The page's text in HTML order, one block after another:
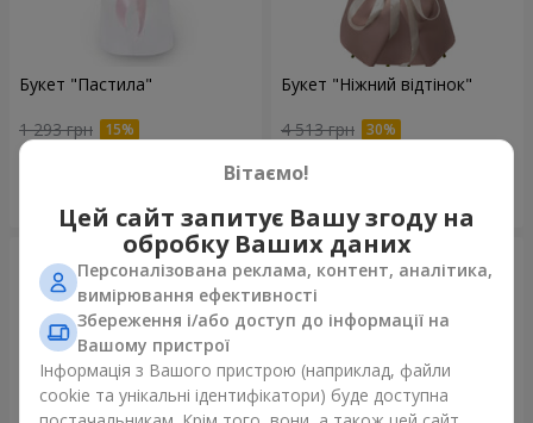
Букет "Пастила"
1 293 грн
Букет "Ніжний відтінок"
4 513 грн
Вітаємо!
Цей сайт запитує Вашу згоду на
обробку Ваших даних
Персоналізована реклама, контент, аналітика,
вимірювання ефективності
Збереження і/або доступ до інформації на
Вашому пристрої
Інформація з Вашого пристрою (наприклад, файли
cookie та унікальні ідентифікатори) буде доступна